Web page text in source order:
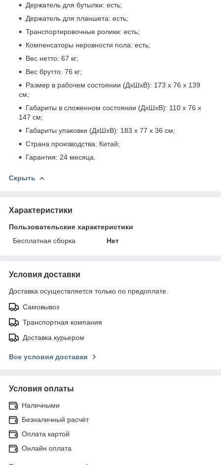
Держатель для бутылки: есть;
Держатель для планшета: есть;
Транспортировочные ролики: есть;
Компенсаторы неровности пола: есть;
Вес нетто: 67 кг;
Вес брутто: 76 кг;
Размер в рабочем состоянии (ДхШхВ): 173 х 76 х 139
см;
Габариты в сложенном состоянии (ДхШхВ): 110 х 76 х
147 см;
Габариты упаковки (ДхШхВ): 183 х 77 х 36 см;
Страна производства: Китай;
Гарантия: 24 месяца.
Скрыть
Характеристики
Пользовательские характеристики
Бесплатная сборка
Нет
Условия доставки
Доставка осуществляется только по предоплате.
Самовывоз
Транспортная компания
Доставка курьером
Все условия доставки
Условия оплаты
Наличными
Безналичный расчёт
Оплата картой
Онлайн оплата